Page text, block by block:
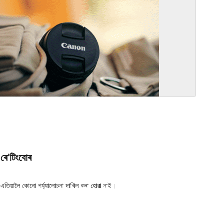
ৰে’টিংবোৰ
এতিয়ালৈ কোনো পৰ্য্যালোচনা দাখিল কৰা হোৱা নাই।